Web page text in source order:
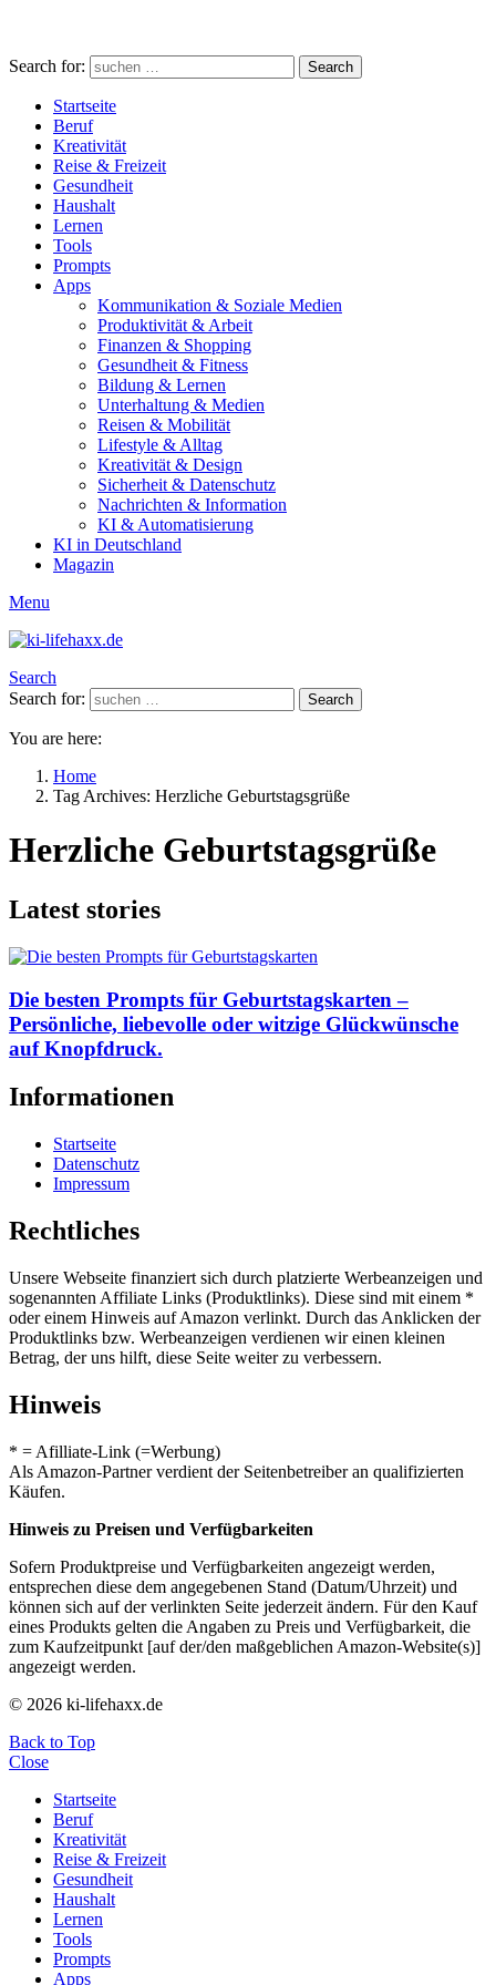
Search for: Search
Startseite
Beruf
Kreativität
Reise & Freizeit
Gesundheit
Haushalt
Lernen
Tools
Prompts
Apps
Kommunikation & Soziale Medien
Produktivität & Arbeit
Finanzen & Shopping
Gesundheit & Fitness
Bildung & Lernen
Unterhaltung & Medien
Reisen & Mobilität
Lifestyle & Alltag
Kreativität & Design
Sicherheit & Datenschutz
Nachrichten & Information
KI & Automatisierung
KI in Deutschland
Magazin
Menu
Search
Search for:
Search
You are here:
Home
Tag Archives: Herzliche Geburtstagsgrüße
Herzliche Geburtstagsgrüße
Latest stories
Die besten Prompts für Geburtstagskarten –
Persönliche, liebevolle oder witzige Glückwünsche
auf Knopfdruck.
Informationen
Startseite
Datenschutz
Impressum
Rechtliches
Unsere Webseite finanziert sich durch platzierte Werbeanzeigen und
sogenannten Affiliate Links (Produktlinks). Diese sind mit einem *
oder einem Hinweis auf Amazon verlinkt. Durch das Anklicken der
Produktlinks bzw. Werbeanzeigen verdienen wir einen kleinen
Betrag, der uns hilft, diese Seite weiter zu verbessern.
Hinweis
* = Afilliate-Link (=Werbung)
Als Amazon-Partner verdient der Seitenbetreiber an qualifizierten
Käufen.
Hinweis zu Preisen und Verfügbarkeiten
Sofern Produktpreise und Verfügbarkeiten angezeigt werden,
entsprechen diese dem angegebenen Stand (Datum/Uhrzeit) und
können sich auf der verlinkten Seite jederzeit ändern. Für den Kauf
eines Produkts gelten die Angaben zu Preis und Verfügbarkeit, die
zum Kaufzeitpunkt [auf der/den maßgeblichen Amazon-Website(s)]
angezeigt werden.
© 2026 ki-lifehaxx.de
Back to Top
Close
Startseite
Beruf
Kreativität
Reise & Freizeit
Gesundheit
Haushalt
Lernen
Tools
Prompts
Apps